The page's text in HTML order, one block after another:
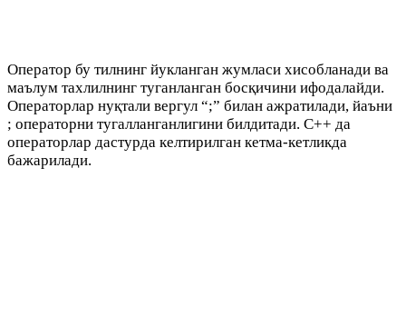
Оператор бу тилнинг йукланган жумласи хисобланади ва
маълум тахлилнинг туганланган босқичини ифодалайди.
Операторлар нуқтали вергул “;” билан ажратилади, йаъни
; операторни тугалланганлигини билдитади. C++ да
операторлар дастурда келтирилган кетма-кетликда
бажарилади.